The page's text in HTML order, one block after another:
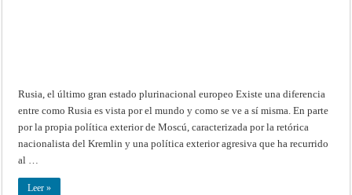
Rusia, el último gran estado plurinacional europeo Existe una diferencia
entre como Rusia es vista por el mundo y como se ve a sí misma. En parte
por la propia política exterior de Moscú, caracterizada por la retórica
nacionalista del Kremlin y una política exterior agresiva que ha recurrido
al …
Leer »